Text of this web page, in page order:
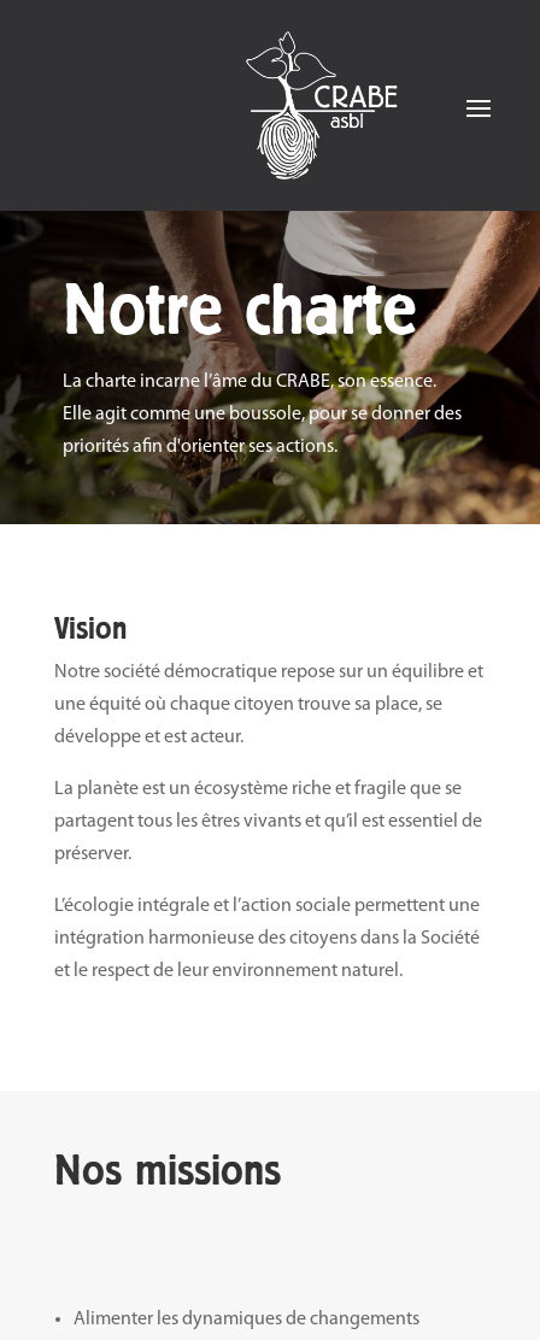
Notre charte
La charte incarne l’âme du CRABE, son essence.
Elle agit comme une boussole, pour se donner des
priorités afin d'orienter ses actions.
Vision
Notre société démocratique repose sur un équilibre et
une équité où chaque citoyen trouve sa place, se
développe et est acteur.
La planète est un écosystème riche et fragile que se
partagent tous les êtres vivants et qu’il est essentiel de
préserver.
L’écologie intégrale et l’action sociale permettent une
intégration harmonieuse des citoyens dans la Société
et le respect de leur environnement naturel.
Nos missions
Alimenter les dynamiques de changements